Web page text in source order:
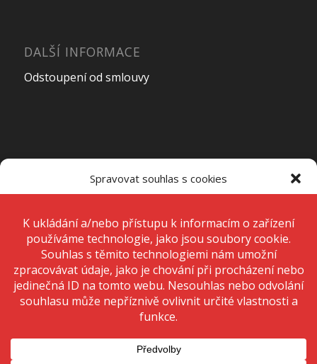
Spravovat souhlas s cookies
technologie, jako jsou soubory cookie. Děláme to, abychom zlepšili
zážitek z prohlížení a zobrazovali personalizované reklamy. Souhlas s
těmito technologiemi nám umožní zpracovávat údaje, jako je chování
při procházení nebo jedinečná ID na tomto webu. Nesouhlas nebo
odvolání souhlasu může nepříznivě ovlivnit určité vlastnosti a funkce.
Přijmout
Odmítnout
DALŠÍ INFORMACE
Odstoupení od smlouvy
Pondělí – Pátek7:00 – 15:00
SobotaZavřeno
Neděle Zavřeno